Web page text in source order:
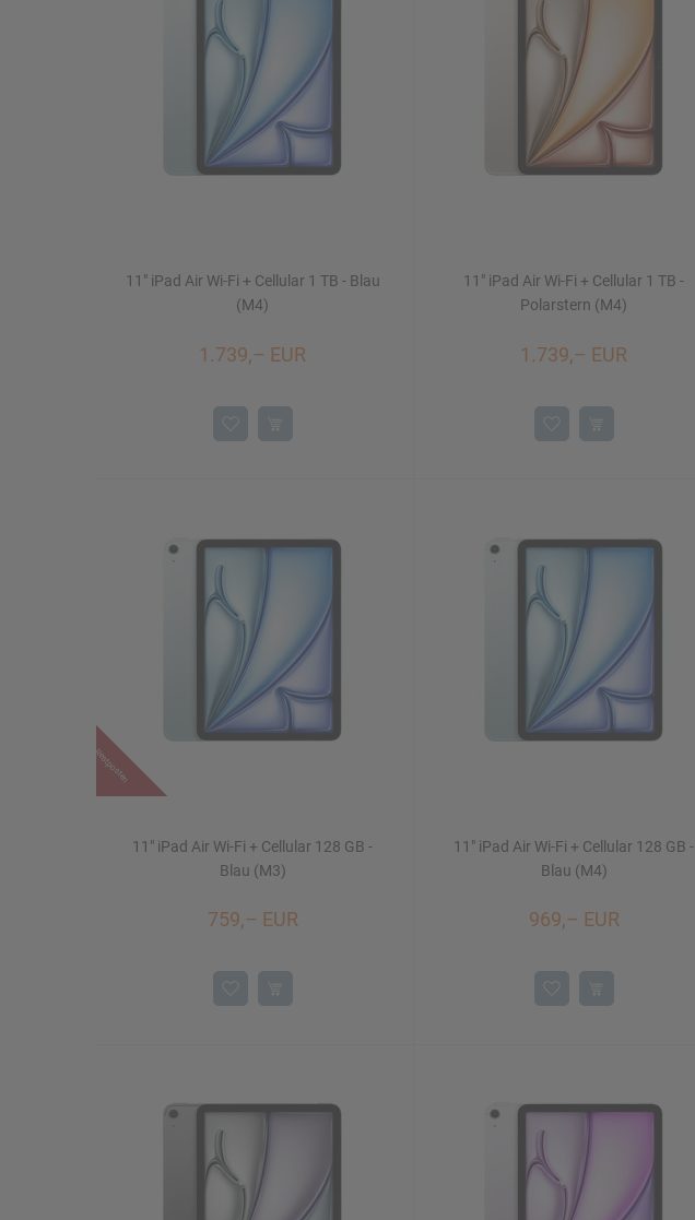
Mac Studio
iMac 24"
Displays NEU
iPhone 16/16 Plus
11" iPad Air Wi-Fi + Cellular 1 TB - Blau
(M4)
1.739,– EUR
11" iPad Air Wi-Fi + Cellular 1 TB -
Polarstern (M4)
1.739,– EUR
Restposten
11" iPad Air Wi-Fi + Cellular 128 GB -
Blau (M3)
759,– EUR
11" iPad Air Wi-Fi + Cellular 128 GB -
Blau (M4)
969,– EUR